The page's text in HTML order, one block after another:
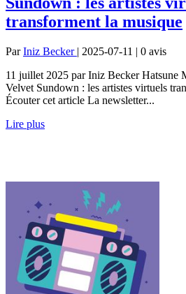
transforment la musique
ParIniz Becker | 2025-07-11 | 0 avis
11 juillet 2025 par Iniz Becker Hatsune
Velvet Sundown : les artistes virtuels
Écouter cet article La newsletter...
Lire plus